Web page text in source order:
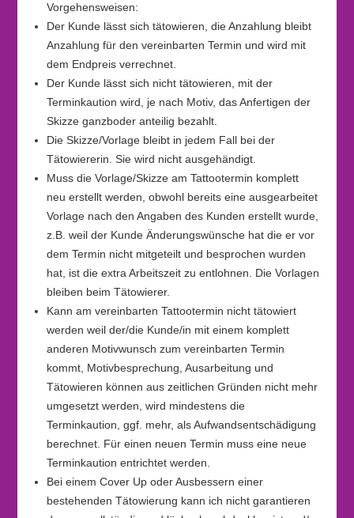
Vorgehensweisen:
Der Kunde lässt sich tätowieren, die Anzahlung bleibt
Anzahlung für den vereinbarten Termin und wird mit
dem Endpreis verrechnet.
Der Kunde lässt sich nicht tätowieren, mit der
Terminkaution wird, je nach Motiv, das Anfertigen der
Skizze ganzboder anteilig bezahlt.
Die Skizze/Vorlage bleibt in jedem Fall bei der
Tätowiererin. Sie wird nicht ausgehändigt.
Muss die Vorlage/Skizze am Tattootermin komplett
neu erstellt werden, obwohl bereits eine ausgearbeitet
Vorlage nach den Angaben des Kunden erstellt wurde,
z.B. weil der Kunde Änderungswünsche hat die er vor
dem Termin nicht mitgeteilt und besprochen wurden
hat, ist die extra Arbeitszeit zu entlohnen. Die Vorlagen
bleiben beim Tätowierer.
Kann am vereinbarten Tattootermin nicht tätowiert
werden weil der/die Kunde/in mit einem komplett
anderen Motivwunsch zum vereinbarten Termin
kommt, Motivbesprechung, Ausarbeitung und
Tätowieren können aus zeitlichen Gründen nicht mehr
umgesetzt werden, wird mindestens die
Terminkaution, ggf. mehr, als Aufwandsentschädigung
berechnet. Für einen neuen Termin muss eine neue
Terminkaution entrichtet werden.
Bei einem Cover Up oder Ausbessern einer
bestehenden Tätowierung kann ich nicht garantieren